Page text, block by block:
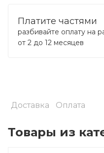
Платите частями
разбивайте оплату на
от 2 до 12 месяцев
Доставка Оплата
Товары из